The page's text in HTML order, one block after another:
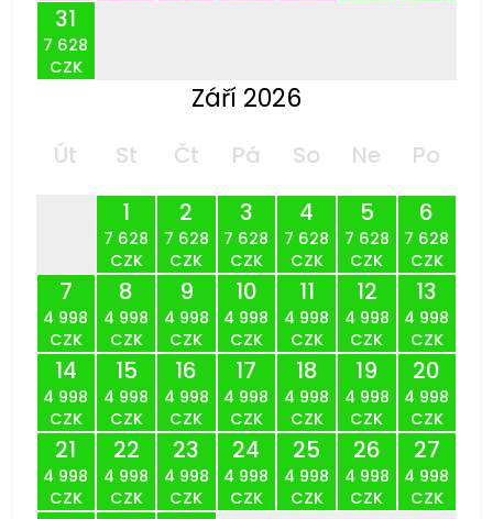
31
7 628
CZK
Září 2026
Út St Čt Pá So Ne
Po
1
7 628
CZK
2
7 628
CZK
3
7 628
CZK
4
7 628
CZK
5
7 628
CZK
6
7 628
CZK
7
4 998
CZK
8
4 998
CZK
9
4 998
CZK
10
4 998
CZK
11
4 998
CZK
12
4 998
CZK
13
4 998
CZK
14
4 998
CZK
15
4 998
CZK
16
4 998
CZK
17
4 998
CZK
18
4 998
CZK
19
4 998
CZK
20
4 998
CZK
21
4 998
CZK
22
4 998
CZK
23
4 998
CZK
24
4 998
CZK
25
4 998
CZK
26
4 998
CZK
27
4 998
CZK